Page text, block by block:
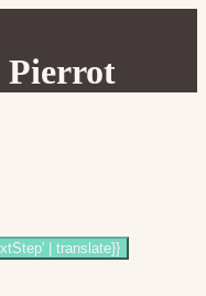
Pierrot